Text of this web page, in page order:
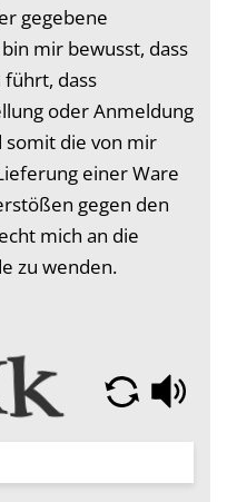
gegebene
mir bewusst, dass
dass
oder Anmeldung
die von mir
einer Ware
gegen den
mich an die
zu wenden.